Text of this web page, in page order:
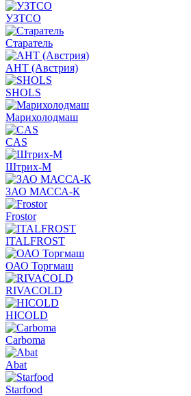
УЗТСО
Старатель
АНТ (Австрия)
SHOLS
Марихолодмаш
CAS
Штрих-М
ЗАО МАССА-К
Frostor
ITALFROST
ОАО Торгмаш
RIVACOLD
HICOLD
Carboma
Abat
Starfood